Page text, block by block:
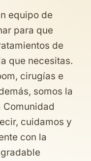
equipo de
para que
de
que necesitas.
cirugías e
somos la
cuidamos y
con la